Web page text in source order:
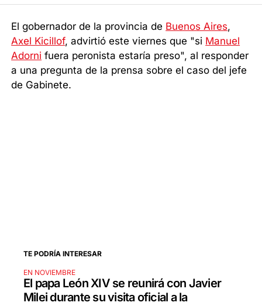
El gobernador de la provincia de Buenos Aires,
Axel Kicillof, advirtió este viernes que "si Manuel
Adorni fuera peronista estaría preso", al responder
a una pregunta de la prensa sobre el caso del jefe
de Gabinete.
TE PODRÍA INTERESAR
EN NOVIEMBRE
El papa León XIV se reunirá con Javier
Milei durante su visita oficial a la